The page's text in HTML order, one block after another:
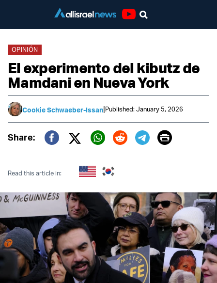
OPINIÓN
El experimento del kibutz de
Mamdani en Nueva York
Cookie Schwaeber-Issan|Published: January 5, 2026
Share:
Twitter (X)
Print
Read this article in: